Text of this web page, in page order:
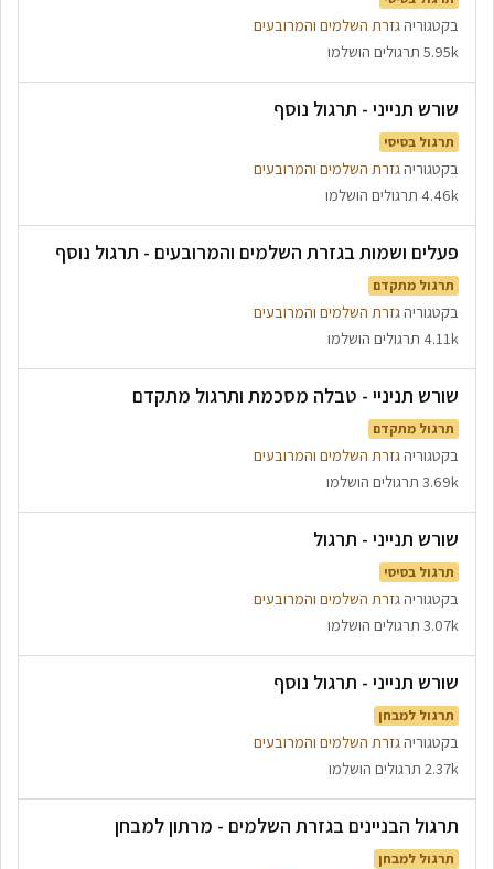
בקטגוריהגזרת השלמים והמרובעים
5.95k תרגולים הושלמו
שורש תנייני - תרגול נוסף
תרגול בסיסי
בקטגוריהגזרת השלמים והמרובעים
4.46k תרגולים הושלמו
פעלים ושמות בגזרת השלמים והמרובעים - תרגול נוסף
תרגול מתקדם
בקטגוריהגזרת השלמים והמרובעים
4.11k תרגולים הושלמו
שורש תניניי - טבלה מסכמת ותרגול מתקדם
תרגול מתקדם
בקטגוריהגזרת השלמים והמרובעים
3.69k תרגולים הושלמו
שורש תנייני - תרגול
תרגול בסיסי
בקטגוריהגזרת השלמים והמרובעים
3.07k תרגולים הושלמו
שורש תנייני - תרגול נוסף
תרגול למבחן
בקטגוריהגזרת השלמים והמרובעים
2.37k תרגולים הושלמו
תרגול הבניינים בגזרת השלמים - מרתון למבחן
תרגול למבחן